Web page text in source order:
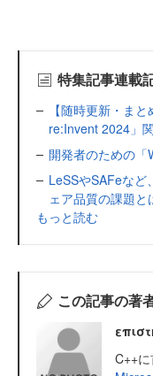
特集記事連載
【随時更新・ま
re:Invent 2024」
開発者のための「
LeSSやSAFeなど
ェア品質の課題と
もっと読む
この記事の著
C++に